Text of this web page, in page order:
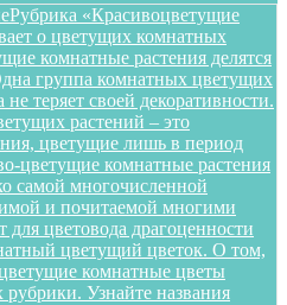
Рубрика «Красивоцветущие
о цветущих комнатных
комнатные растения делятся
группа комнатных цветущих
не теряет своей декоративности.
растений – это
цветущие лишь в период
цветущие комнатные растения
самой многочисленной
и почитаемой многими
для цветовода драгоценности
цветущий цветок. О том,
комнатные цветы
рубрики. Узнайте названия